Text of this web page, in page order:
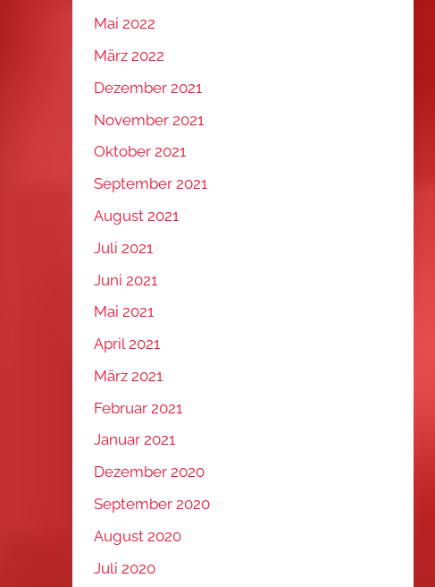
Mai 2022
März 2022
Dezember 2021
November 2021
Oktober 2021
September 2021
August 2021
Juli 2021
Juni 2021
Mai 2021
April 2021
März 2021
Februar 2021
Januar 2021
Dezember 2020
September 2020
August 2020
Juli 2020